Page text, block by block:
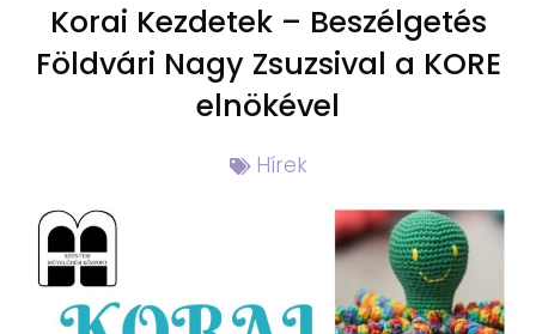
Korai Kezdetek – Beszélgetés
Földvári Nagy Zsuzsival a KORE
elnökével
Hírek